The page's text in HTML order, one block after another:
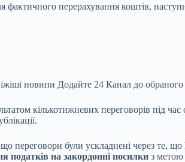
фактичного перерахування коштів,
новини Додайте 24 Канал до
кількотижневих переговорів під
переговори були ускладнені через те,
податків на закордонні посилки з метою